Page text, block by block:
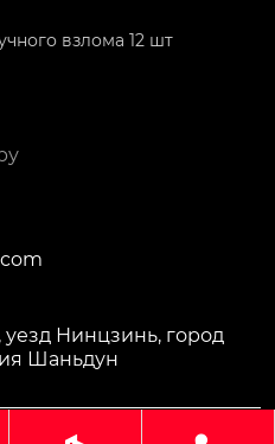
взлома 12 шт
уезд Нинцзинь, город
Шаньдун
ГаоЖуй Технологии